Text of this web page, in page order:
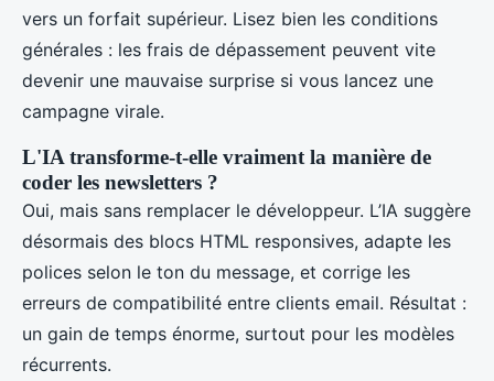
vers un forfait supérieur. Lisez bien les conditions
générales : les frais de dépassement peuvent vite
devenir une mauvaise surprise si vous lancez une
campagne virale.
L'IA transforme-t-elle vraiment la manière de
coder les newsletters ?
Oui, mais sans remplacer le développeur. L’IA suggère
désormais des blocs HTML responsives, adapte les
polices selon le ton du message, et corrige les
erreurs de compatibilité entre clients email. Résultat :
un gain de temps énorme, surtout pour les modèles
récurrents.